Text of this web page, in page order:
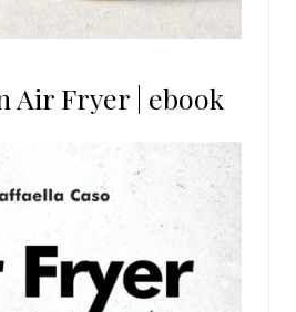
Air Fryer | ebook